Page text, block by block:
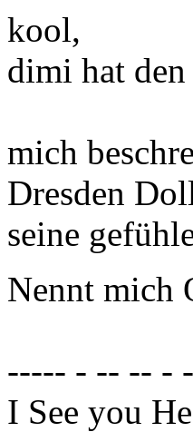
kool,
dimi hat den
mich
Dresden
seine
Nennt mich
----- - -- -- -
I See you